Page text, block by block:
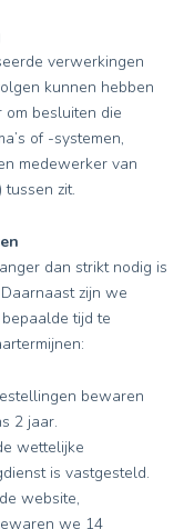
verwerkingen
kunnen hebben
besluiten die
of -systemen,
medewerker van
zit.
dan strikt nodig is
zijn we
tijd te
bewaren
2 jaar.
wettelijke
is vastgesteld.
website,
we 14